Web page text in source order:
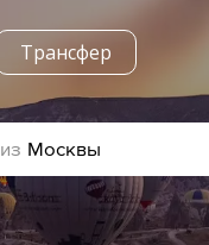
Трансфер
из